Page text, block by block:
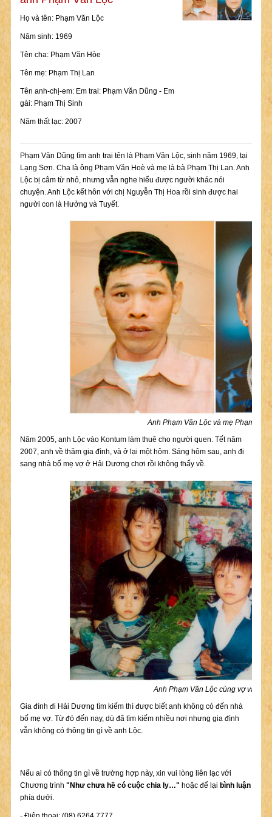
Họ và tên: Phạm Văn Lộc
Năm sinh: 1969
Tên cha: Phạm Văn Hòe
Tên mẹ: Phạm Thị Lan
Tên anh-chị-em: Em trai: Phạm Văn Dũng - Em
gái: Phạm Thị Sinh
Năm thất lạc: 2007
Phạm Văn Dũng tìm anh trai tên là Phạm Văn Lộc, sinh năm 1969, tại
Lạng Sơn. Cha là ông Phạm Văn Hoè và mẹ là bà Phạm Thị Lan. Anh
Lộc bị câm từ nhỏ, nhưng vẫn nghe hiểu được người khác nói
chuyện. Anh Lộc kết hôn với chị Nguyễn Thị Hoa rồi sinh được hai
người con là Hưởng và Tuyết.
Anh Phạm Văn Lộc và mẹ Phạm Thị
Năm 2005, anh Lộc vào Kontum làm thuê cho người quen. Tết năm
2007, anh về thăm gia đình, và ở lại một hôm. Sáng hôm sau, anh đi
sang nhà bố mẹ vợ ở Hải Dương chơi rồi không thấy về.
Anh Phạm Văn Lộc cùng vợ và 2
Gia đình đi Hải Dương tìm kiếm thì được biết anh không có đến nhà
bố mẹ vợ. Từ đó đến nay, dù đã tìm kiếm nhiều nơi nhưng gia đình
vẫn không có thông tin gì về anh Lộc.
Nếu ai có thông tin gì về trường hợp này, xin vui lòng liên lạc với
Chương trình "Như chưa hề có cuộc chia ly…" hoặc để lại bình luận
phía dưới.